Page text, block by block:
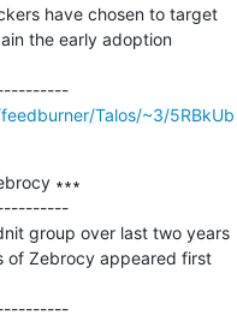
have chosen to target
the early adoption
---------------------------------------------
Talos/~3/5RBkUb
∗∗∗
group over last two years
of Zebrocy appeared first
---------------------------------------------